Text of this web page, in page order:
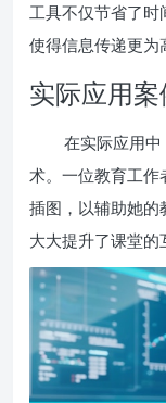
工具不仅节省了时
使得信息传递更为
实际应用案
在实际应用
术。一位教育工
插图，以辅助她的
大大提升了课堂的